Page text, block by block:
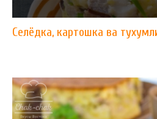
Селёдка, картошка ва